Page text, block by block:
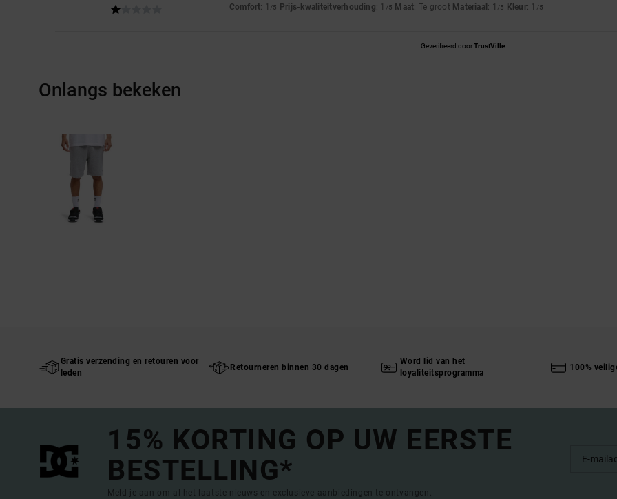
Comfort: 1 /5 Prijs-kwaliteitverhouding: 1 /5 Maat: Te groot Materiaal : 1 /5 Kleur: 1 /5
Geverifieerd doorTrustVille
Onlangs bekeken
Gratis verzending en retouren voor
leden
Retourneren binnen 30 dagen
Word lid van het
loyaliteitsprogramma
100%
15% KORTING OP UW EERSTE
BESTELLING*
Meld je aan om al het laatste nieuws en exclusieve aanbiedingen te ontvangen.